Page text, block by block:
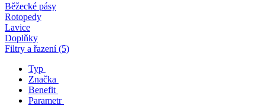
Běžecké pásy
Rotopedy
Lavice
Doplňky
Filtry a řazení (5)
Typ
Značka
Benefit
Parametr